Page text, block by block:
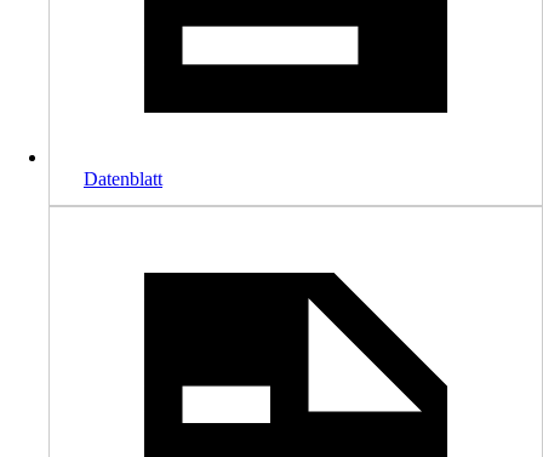
Datenblatt